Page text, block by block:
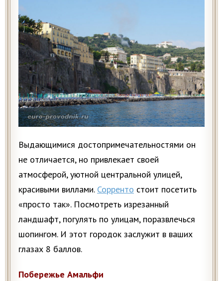
Выдающимися достопримечательностями он
не отличается, но привлекает своей
атмосферой, уютной центральной улицей,
красивыми виллами. Сорренто стоит посетить
«просто так». Посмотреть изрезанный
ландшафт, погулять по улицам, поразвлечься
шопингом. И этот городок заслужит в ваших
глазах 8 баллов.
Побережье Амальфи